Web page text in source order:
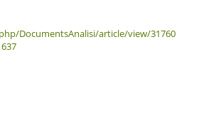
DocumentsAnalisi/article/view/31760